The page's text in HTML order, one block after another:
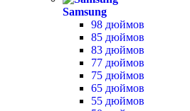
Samsung
98 дюймов
85 дюймов
83 дюймов
77 дюймов
75 дюймов
65 дюймов
55 дюймов